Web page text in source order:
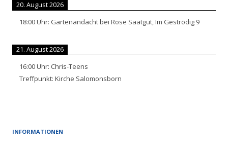
20. August 2026
18:00Uhr: Gartenandacht bei Rose Saatgut, Im Geströdig 9
21. August 2026
16:00Uhr: Chris-Teens
Treffpunkt: Kirche Salomonsborn
INFORMATIONEN